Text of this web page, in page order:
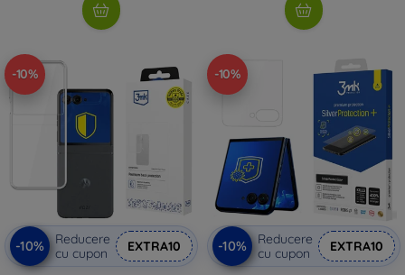
-10%
-10%
Reducere
cu cupon
EXTRA10
-10%
-10%
Reducere
cu cupon
EXTRA10